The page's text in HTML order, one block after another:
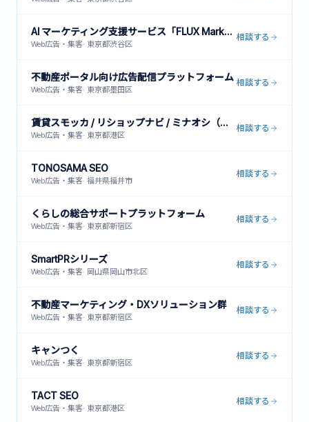
AI マーケティング支援サービス「FLUX Marketing」
Web広告・集客· 東京都渋谷区
相談する
不動産ポータル向け広告配信プラットフォーム
Web広告・集客· 東京都墨田区
相談する
賃貸スモッカ / リショップナビ / ミナオシ（他複数メディア運営）
Web広告・集客· 東京都港区
相談する
TONOSAMA SEO
Web広告・集客· 福井県福井市
相談する
くらしの総合サポートプラットフォーム
Web広告・集客· 東京都新宿区
相談する
SmartPRシリーズ
Web広告・集客· 岡山県岡山市北区
相談する
不動産マーケティング・DXソリューション群
Web広告・集客· 東京都新宿区
相談する
キャンつく
Web広告・集客· 東京都新宿区
相談する
TACT SEO
Web広告・集客· 東京都港区
相談する